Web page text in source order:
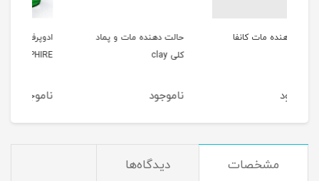
حالت دهنده مات و پماد
ادوپرفیوم مردانه 100میل
مشخصات دیدگاه‌ها